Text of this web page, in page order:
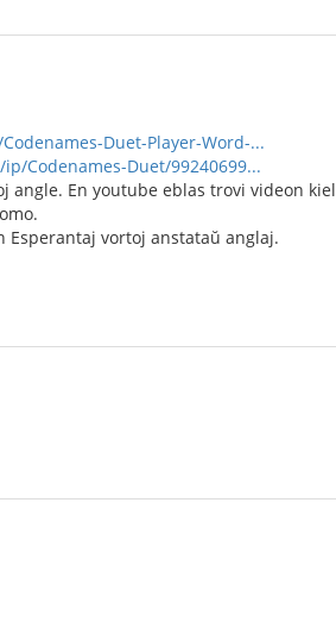
Duet-Player-Word-...
Codenames-Duet/99240699...
angle. En youtube eblas trovi videon
Esperantaj vortoj anstataŭ anglaj.